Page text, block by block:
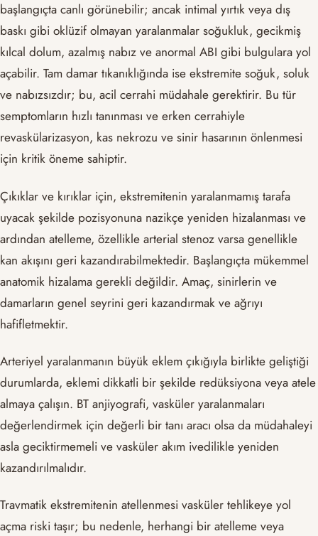
başlangıçta canlı görünebilir; ancak intimal yırtık veya dış
baskı gibi oklüzif olmayan yaralanmalar soğukluk, gecikmiş
kılcal dolum, azalmış nabız ve anormal ABI gibi bulgulara yol
açabilir. Tam damar tıkanıklığında ise ekstremite soğuk, soluk
ve nabızsızdır; bu, acil cerrahi müdahale gerektirir. Bu tür
semptomların hızlı tanınması ve erken cerrahiyle
revaskülarizasyon, kas nekrozu ve sinir hasarının önlenmesi
için kritik öneme sahiptir.
Çıkıklar ve kırıklar için, ekstremitenin yaralanmamış tarafa
uyacak şekilde pozisyonuna nazikçe yeniden hizalanması ve
ardından atelleme, özellikle arterial stenoz varsa genellikle
kan akışını geri kazandırabilmektedir. Başlangıçta mükemmel
anatomik hizalama gerekli değildir. Amaç, sinirlerin ve
damarların genel seyrini geri kazandırmak ve ağrıyı
hafifletmektir.
Arteriyel yaralanmanın büyük eklem çıkığıyla birlikte geliştiği
durumlarda, eklemi dikkatli bir şekilde redüksiyona veya atele
almaya çalışın. BT anjiyografi, vasküler yaralanmaları
değerlendirmek için değerli bir tanı aracı olsa da müdahaleyi
asla geciktirmemeli ve vasküler akım ivedilikle yeniden
kazandırılmalıdır.
Travmatik ekstremitenin atellenmesi vasküler tehlikeye yol
açma riski taşır; bu nedenle, herhangi bir atelleme veya